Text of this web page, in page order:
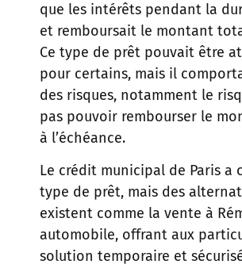
que les intérêts pendant la
et remboursait le montant
Ce type de prêt pouvait être
pour certains, mais il
des risques, notamment le
pas pouvoir rembourser le
à l’échéance.
Le crédit municipal de Paris a
type de prêt, mais des
existent comme la vente à
automobile, offrant aux
solution temporaire et